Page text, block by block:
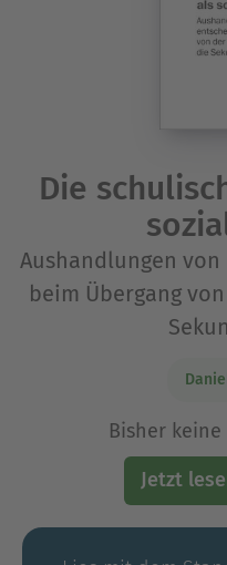
Die
Aushandlungen
beim Übergang
Bisher
Jetzt